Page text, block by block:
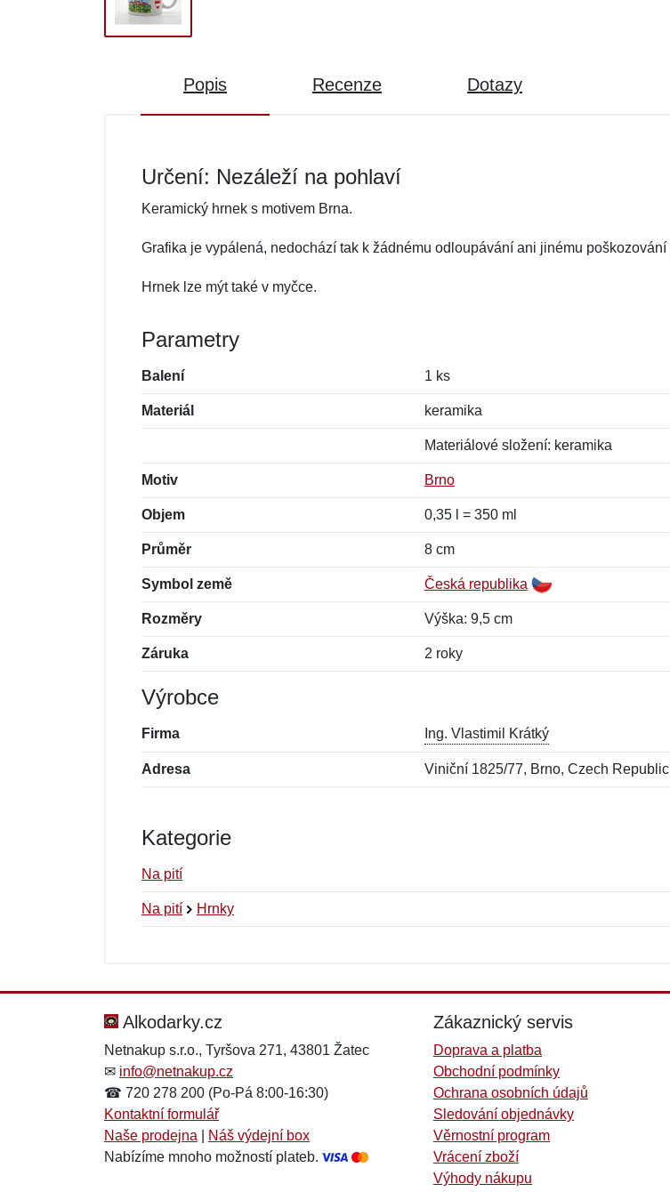
Popis Recenze Dotazy
Určení: Nezáleží na pohlaví
Keramický hrnek s motivem Brna.
Grafika je vypálená, nedochází tak k žádnému odloupávání ani jinému poškozování
Hrnek lze mýt také v myčce.
Parametry
Balení 1 ks
Materiál keramika
Materiálové složení: keramika
Motiv Brno
Objem 0,35 l = 350 ml
Průměr 8 cm
Symbol země Česká republika
Rozměry Výška: 9,5 cm
Záruka 2 roky
Výrobce
Firma Ing. Vlastimil Krátký
Adresa Viniční 1825/77, Brno, Czech Republic
Kategorie
Na pití
Na pití Hrnky
Zpráva*
Zpráva*
Alkodarky.cz
Netnakup s.r.o., Tyršova 271, 43801 Žatec
✉ info@netnakup.cz
☎ 720 278 200 (Po-Pá 8:00-16:30)
Kontaktní formulář
Naše prodejna
Náš výdejní box
Nabízíme mnoho možností plateb.
Zákaznický servis
Doprava a platba
Obchodní podmínky
Ochrana osobních údajů
Sledování objednávky
Věrnostní program
Vrácení zboží
Výhody nákupu